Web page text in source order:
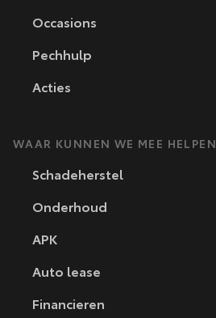
Occasions
Pechhulp
Acties
WAAR KUNNEN WE MEE HELPEN
Schadeherstel
Onderhoud
APK
Auto lease
Financieren